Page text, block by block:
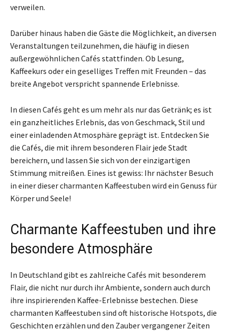
verweilen.
Darüber hinaus haben die Gäste die Möglichkeit, an diversen
Veranstaltungen teilzunehmen, die häufig in diesen
außergewöhnlichen Cafés stattfinden. Ob Lesung,
Kaffeekurs oder ein geselliges Treffen mit Freunden – das
breite Angebot verspricht spannende Erlebnisse.
In diesen Cafés geht es um mehr als nur das Getränk; es ist
ein ganzheitliches Erlebnis, das von Geschmack, Stil und
einer einladenden Atmosphäre geprägt ist. Entdecken Sie
die Cafés, die mit ihrem besonderen Flair jede Stadt
bereichern, und lassen Sie sich von der einzigartigen
Stimmung mitreißen. Eines ist gewiss: Ihr nächster Besuch
in einer dieser charmanten Kaffeestuben wird ein Genuss für
Körper und Seele!
Charmante Kaffeestuben und ihre
besondere Atmosphäre
In Deutschland gibt es zahlreiche Cafés mit besonderem
Flair, die nicht nur durch ihr Ambiente, sondern auch durch
ihre inspirierenden Kaffee-Erlebnisse bestechen. Diese
charmanten Kaffeestuben sind oft historische Hotspots, die
Geschichten erzählen und den Zauber vergangener Zeiten